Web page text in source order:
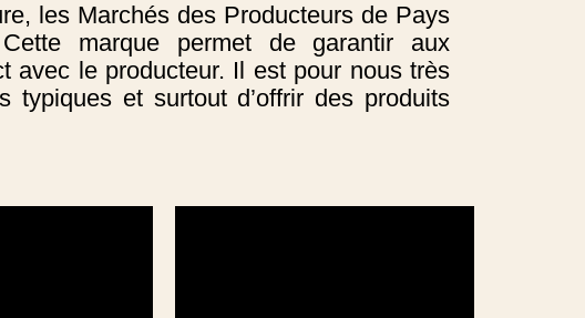
les Marchés des Producteurs de Pays
marque permet de garantir aux
avec le producteur. Il est pour nous très
et surtout d’offrir des produits